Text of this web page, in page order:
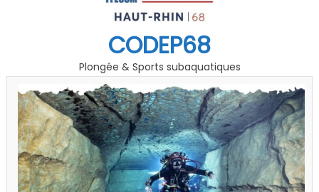
CODEP68
Plongée & Sports subaquatiques
A Venir Accueil Actualités Affiches
Évènement
Formation
GDF Photo Vidéo
Stage régional Photo-Vidéo Printemps 2026